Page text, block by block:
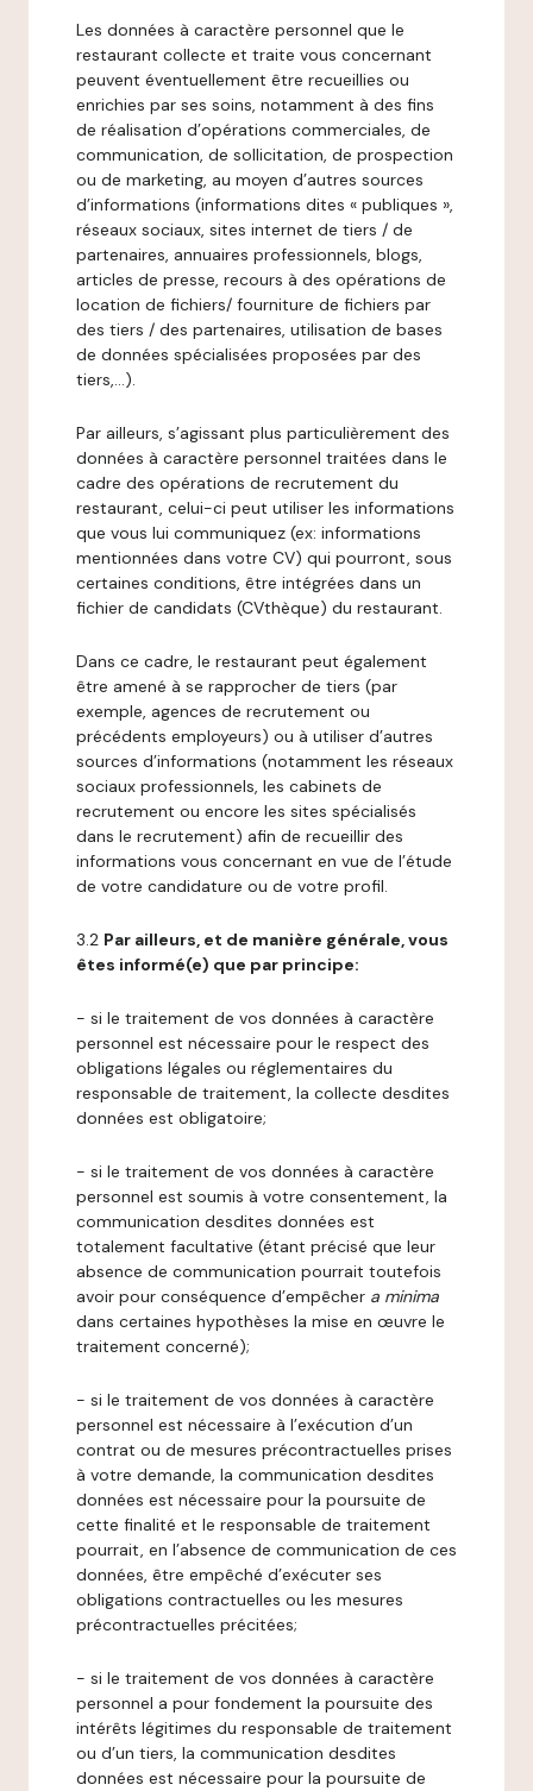
Les données à caractère personnel que le
restaurant collecte et traite vous concernant
peuvent éventuellement être recueillies ou
enrichies par ses soins, notamment à des fins
de réalisation d’opérations commerciales, de
communication, de sollicitation, de prospection
ou de marketing, au moyen d’autres sources
d’informations (informations dites « publiques »,
réseaux sociaux, sites internet de tiers / de
partenaires, annuaires professionnels, blogs,
articles de presse, recours à des opérations de
location de fichiers/ fourniture de fichiers par
des tiers / des partenaires, utilisation de bases
de données spécialisées proposées par des
tiers,…).
Par ailleurs, s’agissant plus particulièrement des
données à caractère personnel traitées dans le
cadre des opérations de recrutement du
restaurant, celui-ci peut utiliser les informations
que vous lui communiquez (ex: informations
mentionnées dans votre CV) qui pourront, sous
certaines conditions, être intégrées dans un
fichier de candidats (CVthèque) du restaurant.
Dans ce cadre, le restaurant peut également
être amené à se rapprocher de tiers (par
exemple, agences de recrutement ou
précédents employeurs) ou à utiliser d’autres
sources d’informations (notamment les réseaux
sociaux professionnels, les cabinets de
recrutement ou encore les sites spécialisés
dans le recrutement) afin de recueillir des
informations vous concernant en vue de l’étude
de votre candidature ou de votre profil.
3.2 Par ailleurs, et de manière générale, vous
êtes informé(e) que par principe:
- si le traitement de vos données à caractère
personnel est nécessaire pour le respect des
obligations légales ou réglementaires du
responsable de traitement, la collecte desdites
données est obligatoire;
- si le traitement de vos données à caractère
personnel est soumis à votre consentement, la
communication desdites données est
totalement facultative (étant précisé que leur
absence de communication pourrait toutefois
avoir pour conséquence d’empêcher a minima
dans certaines hypothèses la mise en œuvre le
traitement concerné);
- si le traitement de vos données à caractère
personnel est nécessaire à l’exécution d’un
contrat ou de mesures précontractuelles prises
à votre demande, la communication desdites
données est nécessaire pour la poursuite de
cette finalité et le responsable de traitement
pourrait, en l’absence de communication de ces
données, être empêché d’exécuter ses
obligations contractuelles ou les mesures
précontractuelles précitées;
- si le traitement de vos données à caractère
personnel a pour fondement la poursuite des
intérêts légitimes du responsable de traitement
ou d’un tiers, la communication desdites
données est nécessaire pour la poursuite de